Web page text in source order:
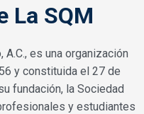
La SQM
es una organización
y constituida el 27 de
fundación, la Sociedad
y estudiantes